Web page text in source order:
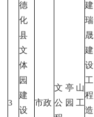
3
德
化
县
文
体
园
建
设
市政
文亭山
公园工
建
瑞
晟
建
设
工
程
造